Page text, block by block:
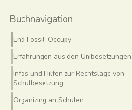
Buchnavigation
End Fossil: Occupy
Erfahrungen aus den Unibesetzungen
Infos und Hilfen zur Rechtslage von
Schulbesetzung
Organizing an Schulen